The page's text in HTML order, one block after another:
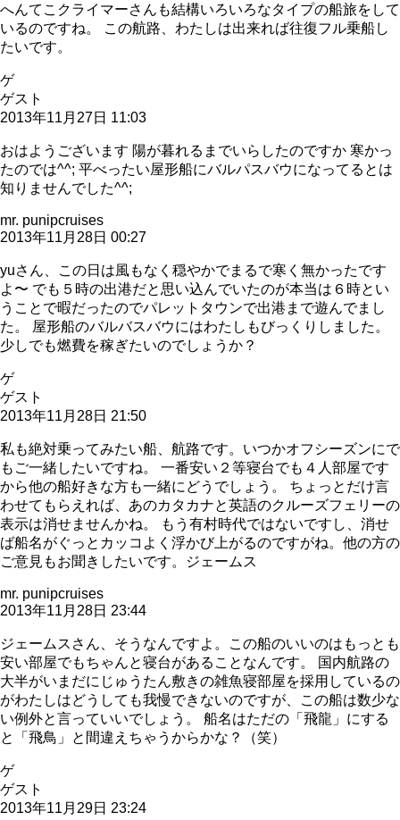
へんてこクライマーさんも結構いろいろなタイプの船旅をして
いるのですね。 この航路、わたしは出来れば往復フル乗船し
たいです。
ゲ
ゲスト
2013年11月27日 11:03
おはようございます 陽が暮れるまでいらしたのですか 寒かっ
たのでは^^; 平べったい屋形船にバルパスバウになってるとは
知りませんでした^^;
mr. punipcruises
2013年11月28日 00:27
yuさん、この日は風もなく穏やかでまるで寒く無かったです
よ〜 でも５時の出港だと思い込んでいたのが本当は６時とい
うことで暇だったのでパレットタウンで出港まで遊んでまし
た。 屋形船のバルバスバウにはわたしもびっくりしました。
少しでも燃費を稼ぎたいのでしょうか？
ゲ
ゲスト
2013年11月28日 21:50
私も絶対乗ってみたい船、航路です。いつかオフシーズンにで
もご一緒したいですね。 一番安い２等寝台でも４人部屋です
から他の船好きな方も一緒にどうでしょう。 ちょっとだけ言
わせてもらえれば、あのカタカナと英語のクルーズフェリーの
表示は消せませんかね。 もう有村時代ではないですし、消せ
ば船名がぐっとカッコよく浮かび上がるのですがね。他の方の
ご意見もお聞きしたいです。ジェームス
mr. punipcruises
2013年11月28日 23:44
ジェームスさん、そうなんですよ。この船のいいのはもっとも
安い部屋でもちゃんと寝台があることなんです。 国内航路の
大半がいまだにじゅうたん敷きの雑魚寝部屋を採用しているの
がわたしはどうしても我慢できないのですが、この船は数少な
い例外と言っていいでしょう。 船名はただの「飛龍」にする
と「飛鳥」と間違えちゃうからかな？（笑）
ゲ
ゲスト
2013年11月29日 23:24